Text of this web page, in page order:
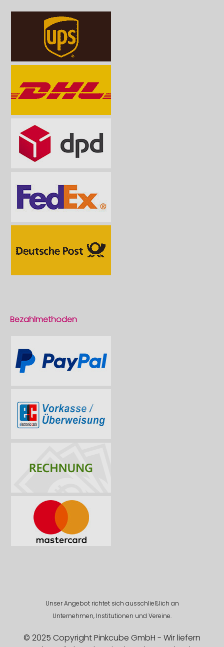
Bezahlmethoden
Unser Angebot richtet sich ausschließlich an
Unternehmen, Institutionen und Vereine.
© 2025 Copyright Pinkcube GmbH - Wir liefern